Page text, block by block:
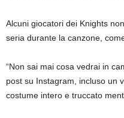
Alcuni giocatori dei Knights
seria durante la canzone,
“Non sai mai cosa vedrai in
post su Instagram, incluso un
costume intero e truccato